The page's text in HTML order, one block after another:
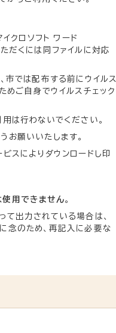
クロソフト ワード
だくには同ファイルに対応
市では配布する前にウイルス
めご自身でウイルスチェック
は行わないでください。
お願いいたします。
スによりダウンロードし印
用できません。
て出力されている場合は、
念のため、再記入に必要な